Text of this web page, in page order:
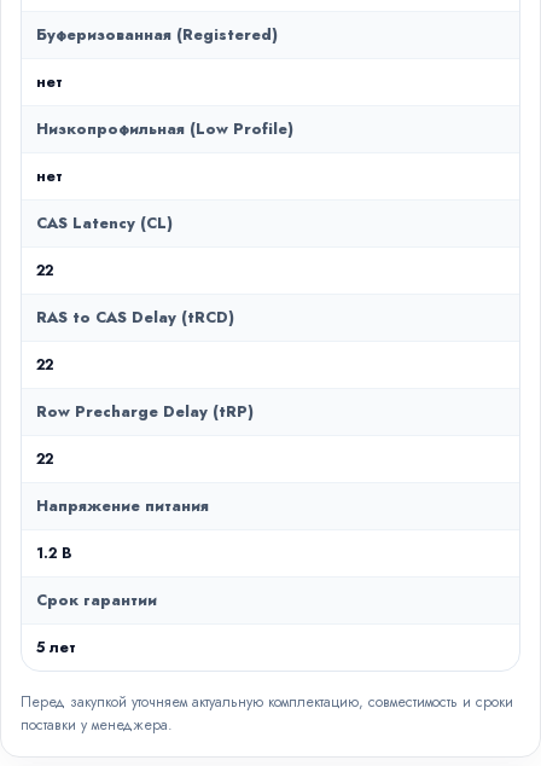
Буферизованная (Registered)
нет
Низкопрофильная (Low Profile)
нет
CAS Latency (CL)
22
RAS to CAS Delay (tRCD)
22
Row Precharge Delay (tRP)
22
Напряжение питания
1.2 В
Срок гарантии
5 лет
Перед закупкой уточняем актуальную комплектацию, совместимость и сроки
поставки у менеджера.